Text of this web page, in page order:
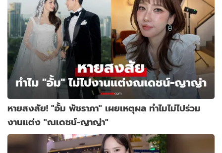
หายสงสัย! "อั้ม พัชราภา" เผยเหตุผล ทำไมไม่ไปร่วม
งานแต่ง "ณเดชน์-ญาญ่า"